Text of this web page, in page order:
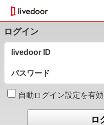
ログイン
livedoor ID
パスワード
自動ログイン設定を有